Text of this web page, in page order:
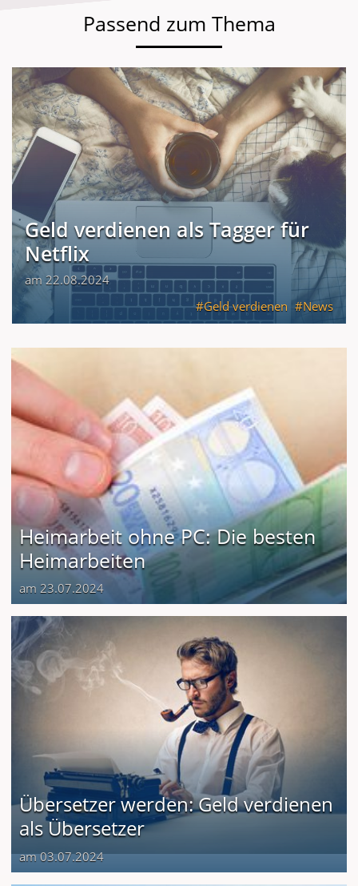
Passend zum Thema
Geld verdienen als Tagger für
Netflix
am 22.08.2024
Geld verdienen
News
Heimarbeit ohne PC: Die besten
Heimarbeiten
am 23.07.2024
Übersetzer werden: Geld verdienen
als Übersetzer
am 03.07.2024